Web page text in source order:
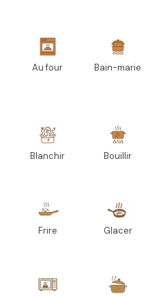
Au four Bain-marie
Blanchir Bouillir
Frire Glacer